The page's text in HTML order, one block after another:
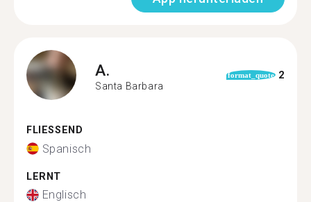
A.
Santa Barbara
format_quote 2
FLIESSEND
Spanisch
LERNT
Englisch